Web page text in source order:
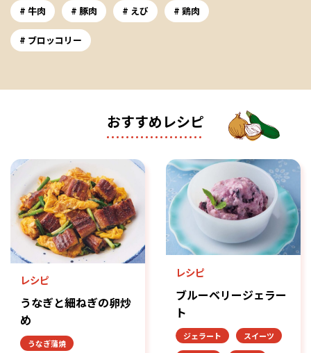
牛肉
豚肉 えび 鶏肉
ブロッコリー
おすすめレシピ
レシピ
うなぎと細ねぎの卵炒
め
うなぎ蒲焼
レシピ
ブルーベリージェラー
ト
ジェラート
スイーツ